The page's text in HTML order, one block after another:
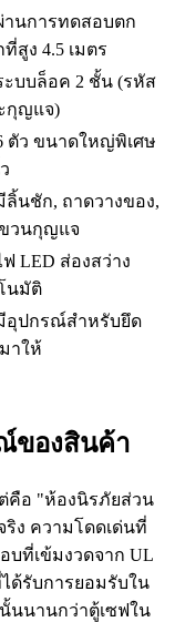
านการทดสอบตก
ที่สูง 4.5 เมตร
ะบบล็อค 2 ชั้น (รหัส
กุญแจ)
ตัว ขนาดใหญ่พิเศษ
ลิ้นชัก, ถาดวางของ,
วนกุญแจ
ฟ LED ส่องสว่าง
นมัติ
อุปกรณ์สำหรับยึด
าให้
ของสินค้า
ต่คือ "ห้องนิรภัยส่วน
ริง ความโดดเด่นที่
บที่เข้มงวดจาก UL
ได้รับการยอมรับใน
นนานกว่าตู้เซฟใน